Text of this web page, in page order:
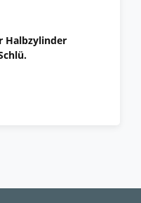
Halbzylinder